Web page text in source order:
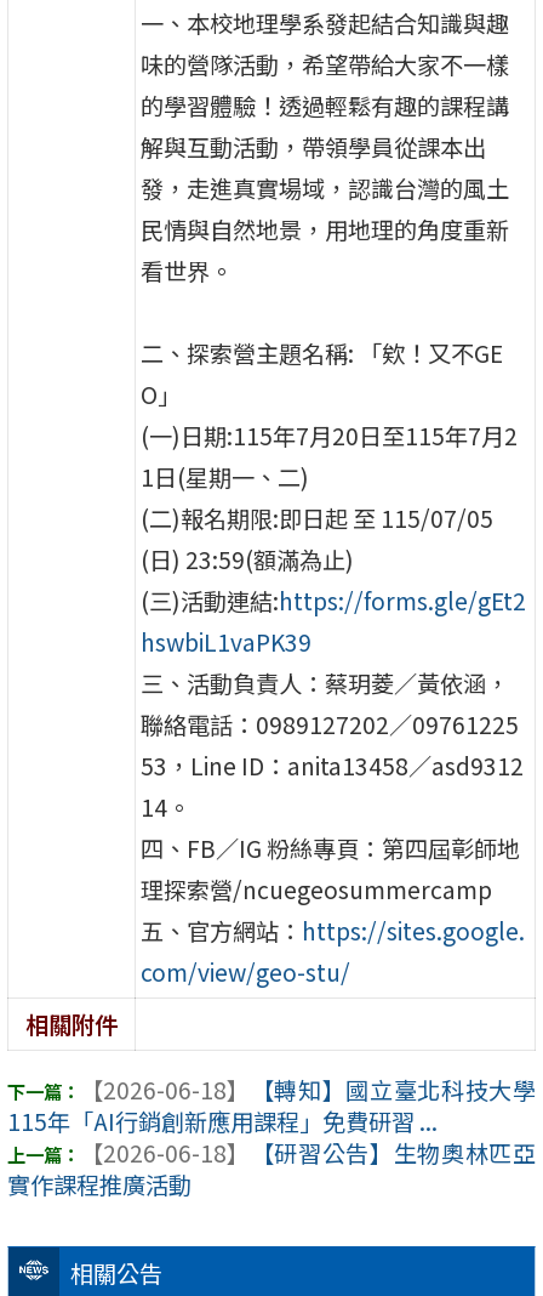
相關公告
一、本校地理學系發起結合知識與趣
味的營隊活動，希望帶給大家不一樣
的學習體驗！透過輕鬆有趣的課程講
解與互動活動，帶領學員從課本出
發，走進真實場域，認識台灣的風土
民情與自然地景，用地理的角度重新
看世界。
二、探索營主題名稱: 「欸！又不GE
O」
(一)日期:115年7月20日至115年7月2
1日(星期一、二)
(二)報名期限:即日起 至 115/07/05
(日) 23:59(額滿為止)
(三)活動連結:https://forms.gle/gEt2
hswbiL1vaPK39
三、活動負責人：蔡玥菱／黃依涵，
聯絡電話：0989127202／09761225
53，Line ID：anita13458／asd9312
14。
四、FB／IG 粉絲專頁：第四屆彰師地
理探索營/ncuegeosummercamp
五、官方網站： https://sites.google.
com/view/geo-stu/
相關附件
【2026-06-18】
【轉知】國立臺北科技大學
115年「AI行銷創新應用課程」免費研習 ...
【2026-06-18】
【研習公告】生物奧林匹亞
實作課程推廣活動